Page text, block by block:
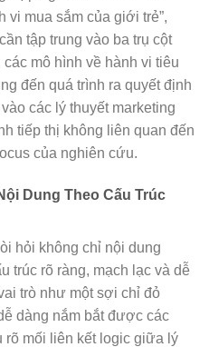
vi mua sắm của giới trẻ”,
tập trung vào ba trụ cột
mô hình về hành vi tiêu
đến quá trình ra quyết định
các lý thuyết marketing
tiếp thị không liên quan đến
của nghiên cứu.
Dung Theo Cấu Trúc
hỏi không chỉ nội dung
trúc rõ ràng, mạch lạc và dễ
trò như một sợi chỉ đỏ
dàng nắm bắt được các
rõ mối liên kết logic giữa lý